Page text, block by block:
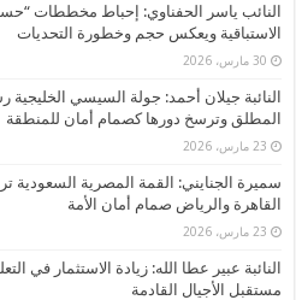
النائب ياسر الحفناوي: إحباط مخططات
الاستباقية ويعكس حجم وخطورة التحديات
30 مارس، 2026
النائبة جيلان أحمد: جولة السيسي
المطلق وترسخ دورها كصمام أمان للمنطقة
23 مارس، 2026
سميرة الجنايني: القمة المصرية السعودية
القاهرة والرياض صمام أمان الأمة
23 مارس، 2026
النائبة عبير عطا الله: زيادة الاستثمار في
مستقبل الأجيال القادمة